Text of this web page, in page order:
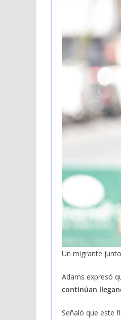
Un migrante junto
Adams expresó
continúan
Señaló que este